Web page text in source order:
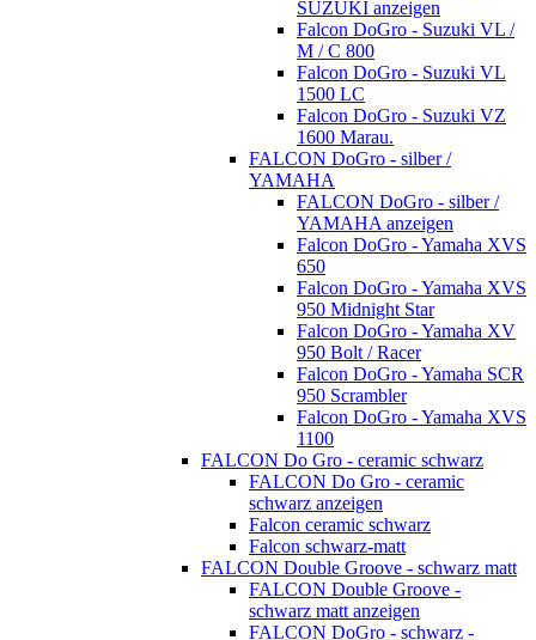
SUZUKI anzeigen
Falcon DoGro - Suzuki VL /
M / C 800
Falcon DoGro - Suzuki VL
1500 LC
Falcon DoGro - Suzuki VZ
1600 Marau.
FALCON DoGro - silber /
YAMAHA
FALCON DoGro - silber /
YAMAHA anzeigen
Falcon DoGro - Yamaha XVS
650
Falcon DoGro - Yamaha XVS
950 Midnight Star
Falcon DoGro - Yamaha XV
950 Bolt / Racer
Falcon DoGro - Yamaha SCR
950 Scrambler
Falcon DoGro - Yamaha XVS
1100
FALCON Do Gro - ceramic schwarz
FALCON Do Gro - ceramic
schwarz anzeigen
Falcon ceramic schwarz
Falcon schwarz-matt
FALCON Double Groove - schwarz matt
FALCON Double Groove -
schwarz matt anzeigen
FALCON DoGro - schwarz -